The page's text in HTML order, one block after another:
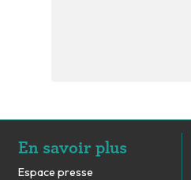
En savoir plus
Espace presse